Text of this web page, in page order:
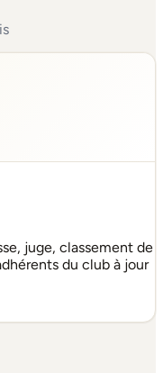
juge, classement de
du club à jour